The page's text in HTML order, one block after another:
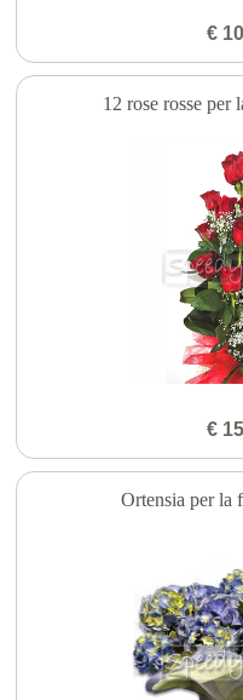
€
12 rose rosse per
€
Ortensia per la